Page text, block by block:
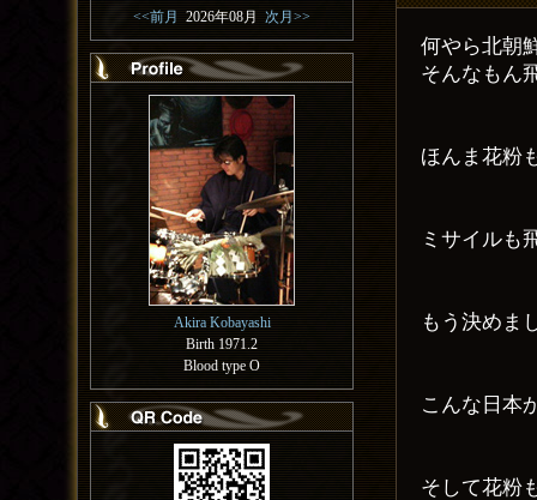
何やら北朝
そんなもん
ほんま花粉
ミサイルも
もう決めま
こんな日本
そして花粉
<<前月 2026年08月 次月>>
Akira Kobayashi
Birth 1971.2
Blood type O